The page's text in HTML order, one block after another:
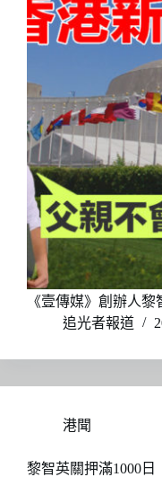
《壹傳媒》創辦人
追光者報道
港聞
黎智英關押滿1000